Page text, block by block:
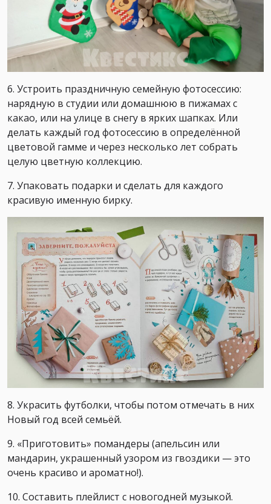
6. Устроить праздничную семейную фотосессию:
нарядную в студии или домашнюю в пижамах с
какао, или на улице в снегу в ярких шапках. Или
делать каждый год фотосессию в определённой
цветовой гамме и через несколько лет собрать
целую цветную коллекцию.
7. Упаковать подарки и сделать для каждого
красивую именную бирку.
8. Украсить футболки, чтобы потом отмечать в них
Новый год всей семьёй.
9. «Приготовить» помандеры (апельсин или
мандарин, украшенный узором из гвоздики — это
очень красиво и ароматно!).
10. Составить плейлист с новогодней музыкой.